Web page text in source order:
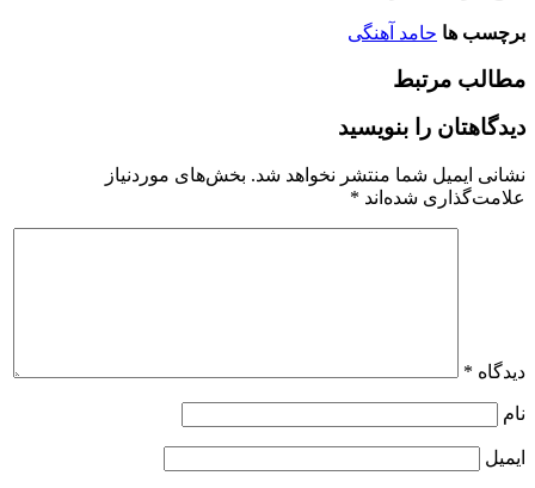
برچسب ها حامد آهنگی
مطالب مرتبط
دیدگاهتان را بنویسید
نشانی ایمیل شما منتشر نخواهد شد. بخش‌های موردنیاز
علامت‌گذاری شده‌اند *
دیدگاه *
نام
ایمیل